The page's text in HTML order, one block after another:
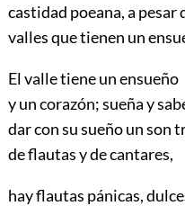
castidad poeana, a pesar
valles que tienen un
El valle tiene un ensueño
y un corazón; sueña y
dar con su sueño un son
de flautas y de cantares,
hay flautas pánicas,